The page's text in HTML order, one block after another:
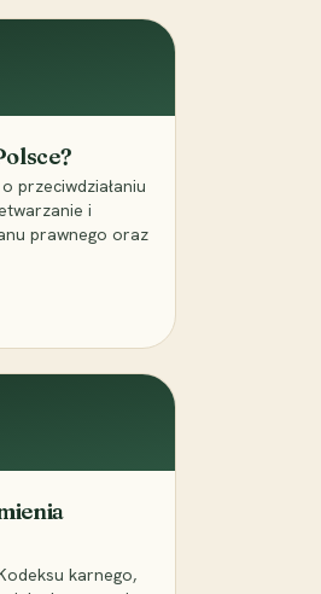
przeciwdziałaniu
i
prawnego oraz
karnego,